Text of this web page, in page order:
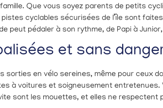
famille. Que vous soyez parents de petits
cyclables sécurisées de l’île sont
peut pédaler à son rythme, de Papi à
et sans
sorties en vélo sereines, même pour ceux
à voitures et soigneusement
sont les mouettes, et elles ne respectent